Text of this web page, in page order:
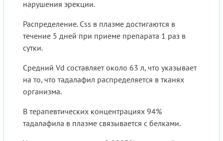
нарушения эрекции.
Распределение. Css в плазме достигаются в
течение 5 дней при приеме препарата 1 раз в
сутки.
Средний Vd составляет около 63 л, что указывает
на то, что тадалафил распределяется в тканях
организма.
В терапевтических концентрациях 94%
тадалафила в плазме связывается с белками.